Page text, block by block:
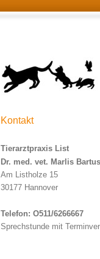
Kontakt
Tierarztpraxis List
Dr. med. vet. Marlis
Am Listholze 15
30177 Hannover
Telefon: O511/6266667
Sprechstunde mit